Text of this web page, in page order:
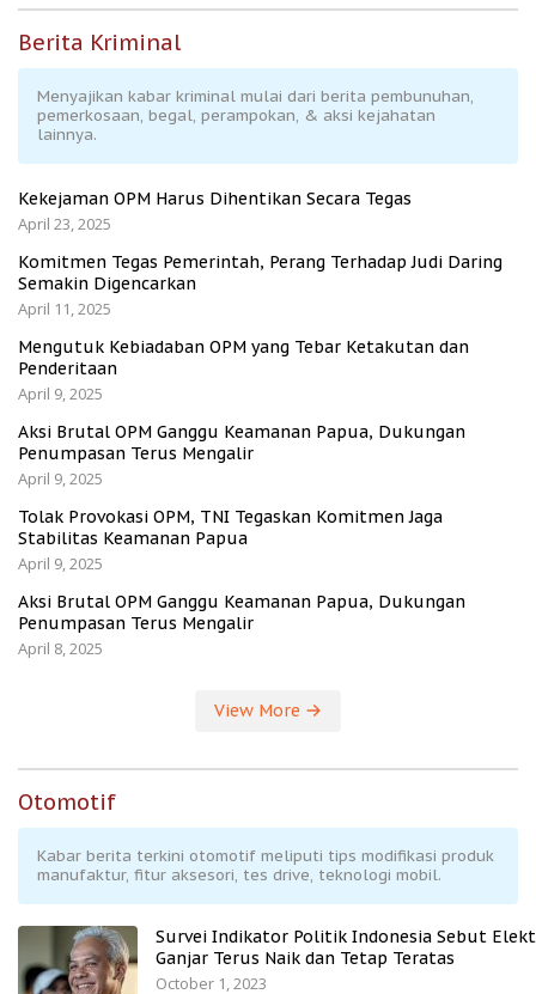
Berita Kriminal
Menyajikan kabar kriminal mulai dari berita pembunuhan,
pemerkosaan, begal, perampokan, & aksi kejahatan
lainnya.
Kekejaman OPM Harus Dihentikan Secara Tegas
April 23, 2025
Komitmen Tegas Pemerintah, Perang Terhadap Judi Daring
Semakin Digencarkan
April 11, 2025
Mengutuk Kebiadaban OPM yang Tebar Ketakutan dan
Penderitaan
April 9, 2025
Aksi Brutal OPM Ganggu Keamanan Papua, Dukungan
Penumpasan Terus Mengalir
April 9, 2025
Tolak Provokasi OPM, TNI Tegaskan Komitmen Jaga
Stabilitas Keamanan Papua
April 9, 2025
Aksi Brutal OPM Ganggu Keamanan Papua, Dukungan
Penumpasan Terus Mengalir
April 8, 2025
View More
Otomotif
Kabar berita terkini otomotif meliputi tips modifikasi produk
manufaktur, fitur aksesori, tes drive, teknologi mobil.
Survei Indikator Politik Indonesia Sebut
Ganjar Terus Naik dan Tetap Teratas
October 1, 2023